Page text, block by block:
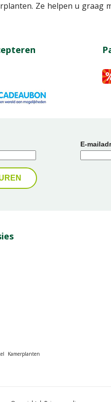
Ze helpen u graag
E-
Kamerplanten